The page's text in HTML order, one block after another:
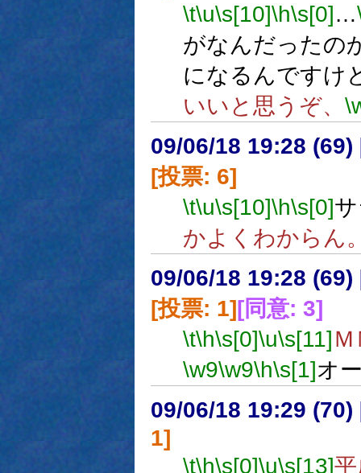
\t\u\s[10]\h\s[0]…
がなんだったの
になるんですけ
いいと思うぞ、
09/06/18 19:28 (69)
[投票: 6]
\t\u\s[10]\h\s[0]
かよくわからん
09/06/18 19:28 (69)
[投票: 1][同意: 3]
\t\h\s[0]\u\s[11]
\w9\w9\h\s[1]オ
09/06/18 19:29 (70)
1]
\t\h\s[0]\u\s[13]